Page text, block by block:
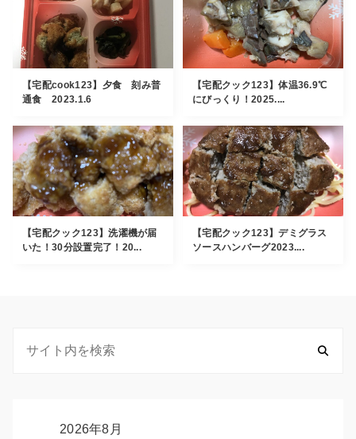
【宅配cook123】夕食 刻み普
通食 2023.1.6
【宅配クック123】体温36.9℃
にびっくり！2025....
【宅配クック123】洗濯機が届
いた！30分設置完了！20...
【宅配クック123】デミグラス
ソースハンバーグ2023....
2026年8月